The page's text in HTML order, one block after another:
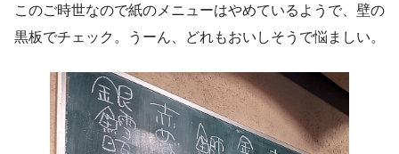
このご時世なので紙のメニューはやめているようで、壁の
黒板でチェック。うーん、どれもおいしそうで悩ましい。